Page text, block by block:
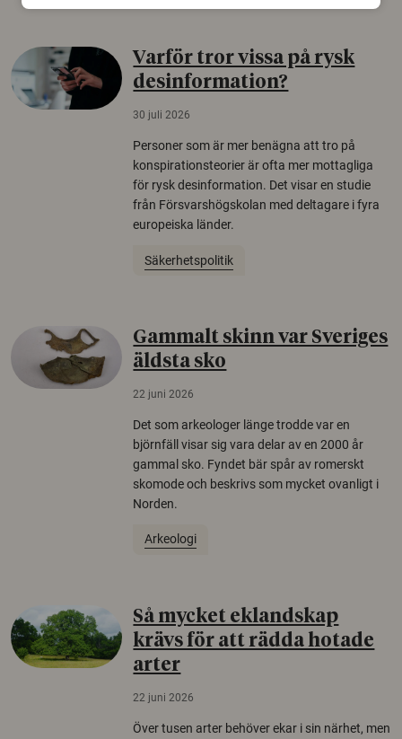
Varför tror vissa på rysk
desinformation?
30 juli 2026
Personer som är mer benägna att tro på
konspirationsteorier är ofta mer mottagliga
för rysk desinformation. Det visar en studie
från Försvarshögskolan med deltagare i fyra
europeiska länder.
Säkerhetspolitik
Gammalt skinn var Sveriges
äldsta sko
22 juni 2026
Det som arkeologer länge trodde var en
björnfäll visar sig vara delar av en 2000 år
gammal sko. Fyndet bär spår av romerskt
skomode och beskrivs som mycket ovanligt i
Norden.
Arkeologi
Så mycket eklandskap
krävs för att rädda hotade
arter
22 juni 2026
Över tusen arter behöver ekar i sin närhet, men